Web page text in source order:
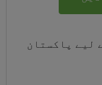
لیے پاکستان